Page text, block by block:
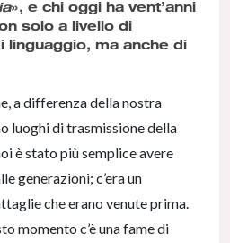
», e chi oggi ha vent’anni
solo a livello di
linguaggio, ma anche di
a differenza della nostra
luoghi di trasmissione della
è stato più semplice avere
generazioni; c’era un
che erano venute prima.
momento c’è una fame di